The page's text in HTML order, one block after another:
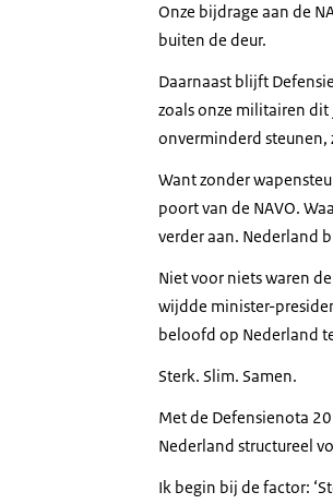
Onze bijdrage aan de
buiten de deur.
Daarnaast blijft
zoals onze militairen dit
onverminderd steunen,
Want zonder
poort van de NAVO.
verder aan. Nederland
Niet voor niets waren
wijdde minister-
beloofd op Nederland
Sterk. Slim. Samen.
Met de Defensienota
Nederland structureel
Ik begin bij de factor: